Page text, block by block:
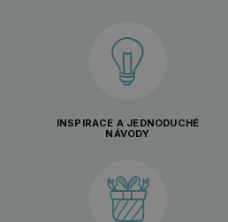
INSPIRACE A JEDNODUCHÉ
NÁVODY